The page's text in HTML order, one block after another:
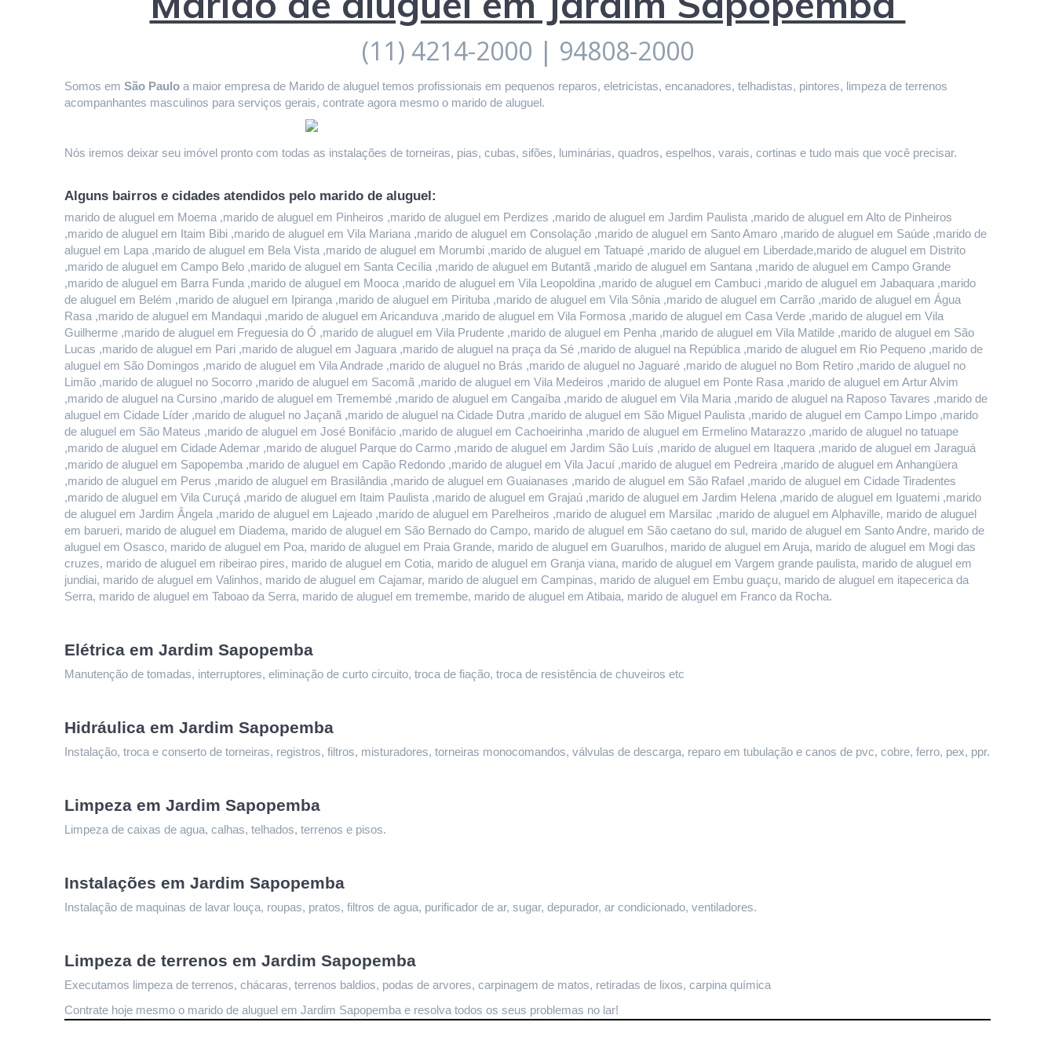
(11) 4214-2000 | 94808-2000
Somos em São Paulo a maior empresa de Marido de aluguel temos profissionais em pequenos reparos, eletricistas, encanadores, telhadistas, pintores, limpeza de terrenos
acompanhantes masculinos para serviços gerais, contrate agora mesmo o marido de aluguel.
Nós iremos deixar seu imóvel pronto com todas as instalações de torneiras, pias, cubas, sifões, luminárias, quadros, espelhos, varais, cortinas e tudo mais que você precisar.
Alguns bairros e cidades atendidos pelo marido de aluguel:
marido de aluguel em Moema ,marido de aluguel em Pinheiros ,marido de aluguel em Perdizes ,marido de aluguel em Jardim Paulista ,marido de aluguel em Alto de Pinheiros
,marido de aluguel em Itaim Bibi ,marido de aluguel em Vila Mariana ,marido de aluguel em Consolação ,marido de aluguel em Santo Amaro ,marido de aluguel em Saúde ,marido de
aluguel em Lapa ,marido de aluguel em Bela Vista ,marido de aluguel em Morumbi ,marido de aluguel em Tatuapé ,marido de aluguel em Liberdade,marido de aluguel em Distrito
,marido de aluguel em Campo Belo ,marido de aluguel em Santa Cecília ,marido de aluguel em Butantã ,marido de aluguel em Santana ,marido de aluguel em Campo Grande
,marido de aluguel em Barra Funda ,marido de aluguel em Mooca ,marido de aluguel em Vila Leopoldina ,marido de aluguel em Cambuci ,marido de aluguel em Jabaquara ,marido
de aluguel em Belém ,marido de aluguel em Ipiranga ,marido de aluguel em Pirituba ,marido de aluguel em Vila Sônia ,marido de aluguel em Carrão ,marido de aluguel em Água
Rasa ,marido de aluguel em Mandaqui ,marido de aluguel em Aricanduva ,marido de aluguel em Vila Formosa ,marido de aluguel em Casa Verde ,marido de aluguel em Vila
Guilherme ,marido de aluguel em Freguesia do Ó ,marido de aluguel em Vila Prudente ,marido de aluguel em Penha ,marido de aluguel em Vila Matilde ,marido de aluguel em São
Lucas ,marido de aluguel em Pari ,marido de aluguel em Jaguara ,marido de aluguel na praça da Sé ,marido de aluguel na República ,marido de aluguel em Rio Pequeno ,marido de
aluguel em São Domingos ,marido de aluguel em Vila Andrade ,marido de aluguel no Brás ,marido de aluguel no Jaguaré ,marido de aluguel no Bom Retiro ,marido de aluguel no
Limão ,marido de aluguel no Socorro ,marido de aluguel em Sacomã ,marido de aluguel em Vila Medeiros ,marido de aluguel em Ponte Rasa ,marido de aluguel em Artur Alvim
,marido de aluguel na Cursino ,marido de aluguel em Tremembé ,marido de aluguel em Cangaíba ,marido de aluguel em Vila Maria ,marido de aluguel na Raposo Tavares ,marido de
aluguel em Cidade Líder ,marido de aluguel no Jaçanã ,marido de aluguel na Cidade Dutra ,marido de aluguel em São Miguel Paulista ,marido de aluguel em Campo Limpo ,marido
de aluguel em São Mateus ,marido de aluguel em José Bonifácio ,marido de aluguel em Cachoeirinha ,marido de aluguel em Ermelino Matarazzo ,marido de aluguel no tatuape
,marido de aluguel em Cidade Ademar ,marido de aluguel Parque do Carmo ,marido de aluguel em Jardim São Luís ,marido de aluguel em Itaquera ,marido de aluguel em Jaraguá
,marido de aluguel em Sapopemba ,marido de aluguel em Capão Redondo ,marido de aluguel em Vila Jacuí ,marido de aluguel em Pedreira ,marido de aluguel em Anhangüera
,marido de aluguel em Perus ,marido de aluguel em Brasilândia ,marido de aluguel em Guaianases ,marido de aluguel em São Rafael ,marido de aluguel em Cidade Tiradentes
,marido de aluguel em Vila Curuçá ,marido de aluguel em Itaim Paulista ,marido de aluguel em Grajaú ,marido de aluguel em Jardim Helena ,marido de aluguel em Iguatemi ,marido
de aluguel em Jardim Ângela ,marido de aluguel em Lajeado ,marido de aluguel em Parelheiros ,marido de aluguel em Marsilac ,marido de aluguel em Alphaville, marido de aluguel
em barueri, marido de aluguel em Diadema, marido de aluguel em São Bernado do Campo, marido de aluguel em São caetano do sul, marido de aluguel em Santo Andre, marido de
aluguel em Osasco, marido de aluguel em Poa, marido de aluguel em Praia Grande, marido de aluguel em Guarulhos, marido de aluguel em Aruja, marido de aluguel em Mogi das
cruzes, marido de aluguel em ribeirao pires, marido de aluguel em Cotia, marido de aluguel em Granja viana, marido de aluguel em Vargem grande paulista, marido de aluguel em
jundiai, marido de aluguel em Valinhos, marido de aluguel em Cajamar, marido de aluguel em Campinas, marido de aluguel em Embu guaçu, marido de aluguel em itapecerica da
Serra, marido de aluguel em Taboao da Serra, marido de aluguel em tremembe, marido de aluguel em Atibaia, marido de aluguel em Franco da Rocha.
Elétrica em Jardim Sapopemba
Manutenção de tomadas, interruptores, eliminação de curto circuito, troca de fiação, troca de resistência de chuveiros etc
Hidráulica em Jardim Sapopemba
Instalação, troca e conserto de torneiras, registros, filtros, misturadores, torneiras monocomandos, válvulas de descarga, reparo em tubulação e canos de pvc, cobre, ferro, pex, ppr.
Limpeza em Jardim Sapopemba
Limpeza de caixas de agua, calhas, telhados, terrenos e pisos.
Instalações em Jardim Sapopemba
Instalação de maquinas de lavar louça, roupas, pratos, filtros de agua, purificador de ar, sugar, depurador, ar condicionado, ventiladores.
Limpeza de terrenos em Jardim Sapopemba
Executamos limpeza de terrenos, chácaras, terrenos baldios, podas de arvores, carpinagem de matos, retiradas de lixos, carpina química
Contrate hoje mesmo o marido de aluguel em Jardim Sapopemba e resolva todos os seus problemas no lar!